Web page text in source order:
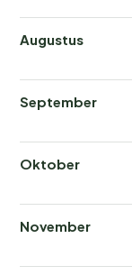
Augustus
September
Oktober
November